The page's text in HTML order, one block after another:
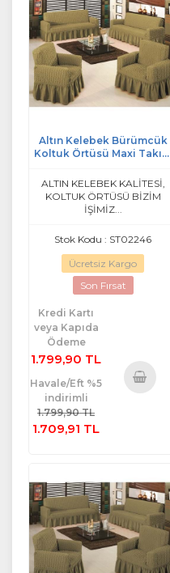
Altın Kelebek Bürümcük
Koltuk Örtüsü Maxi Takım
ALTIN KELEBEK KALİTESİ,
KOLTUK ÖRTÜSÜ BİZİM
İŞİMİZ...
Stok Kodu : ST02246
Ücretsiz Kargo
Son Fırsat
Kredi Kartı
veya Kapıda
Ödeme
1.799,90 TL
Havale/Eft %5
indirimli
1.799,90 TL
1.709,91 TL